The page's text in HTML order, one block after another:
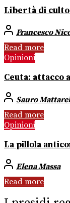
Libertà di
Francesco
Read more
Opinioni
Ceuta: attacco
Sauro
Read more
Opinioni
La pillola
Elena Massa
Read more